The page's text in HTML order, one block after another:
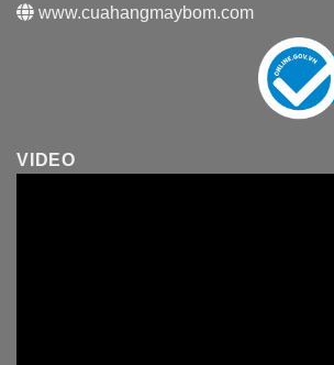
www.cuahangmaybom.com
VIDEO